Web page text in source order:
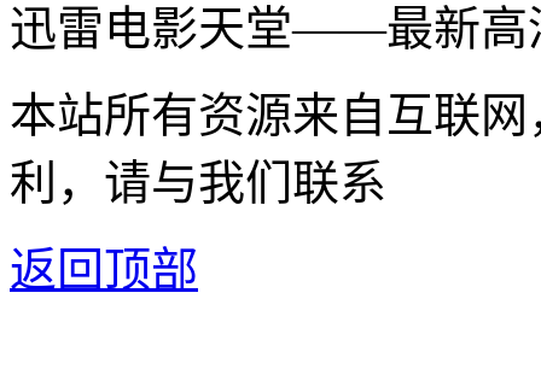
迅雷电影天堂——最新高
本站所有资源来自互联
利，请与我们联系
返回顶部